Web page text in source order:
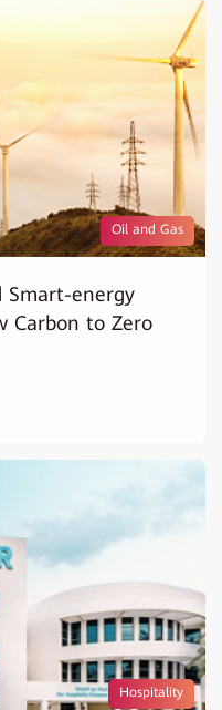
Oil and Gas
Smart-energy
Carbon to Zero
Hospitality